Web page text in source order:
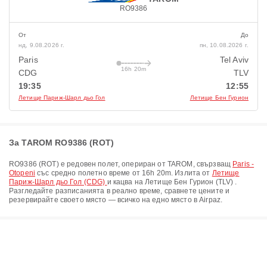
RO9386
От
нд, 9.08.2026 г.
Paris
CDG
19:35
Летище Париж-Шарл дьо Гол
16h 20m
До
пн, 10.08.2026 г.
Tel Aviv
TLV
12:55
Летище Бен Гурион
За TAROM RO9386 (ROT)
RO9386 (ROT) е редовен полет, опериран от TAROM , свързващ Paris -
Otopeni със средно полетно време от 16h 20m. Излита от Летище
Париж-Шарл дьо Гол (CDG) и кацва наЛетище Бен Гурион (TLV) .
Разгледайте разписанията в реално време, сравнете цените и
резервирайте своето място — всичко на едно място в Airpaz.